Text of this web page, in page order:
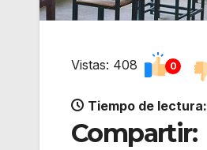
Vistas: 408 0
Tiempo de lectura:
Compartir: